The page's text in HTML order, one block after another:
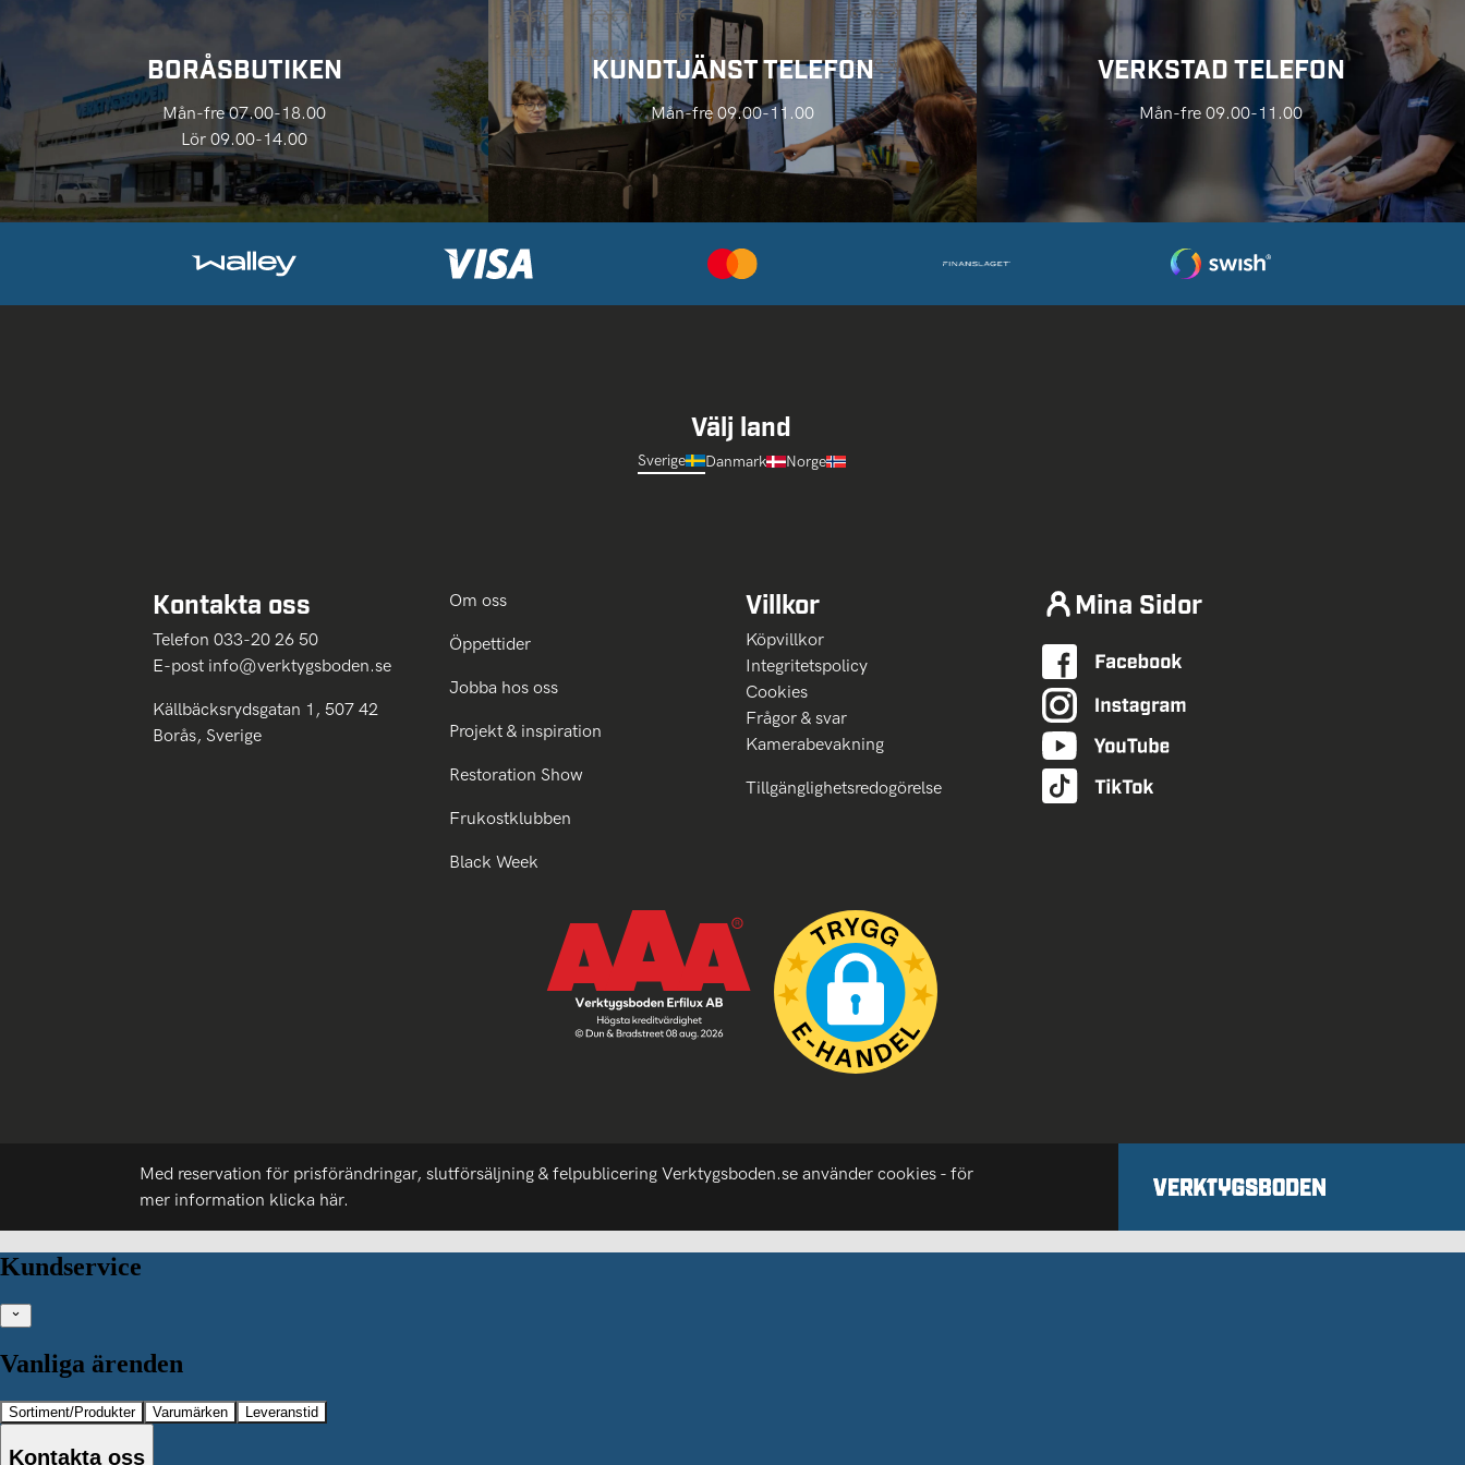
BORÅSBUTIKEN
Mån-fre 07.00-18.00
Lör 09.00-14.00
KUNDTJÄNST TELEFON
Mån-fre 09.00-11.00
VERKSTAD TELEFON
Mån-fre 09.00-11.00
Välj land
Sverige Danmark Norge
Kontakta oss
Telefon 033-20 26 50
E-post info@verktygsboden.se
Källbäcksrydsgatan 1, 507 42
Borås, Sverige
Om oss
Öppettider
Jobba hos oss
Projekt & inspiration
Restoration Show
Frukostklubben
Black Week
Villkor
Köpvillkor
Integritetspolicy
Cookies
Frågor & svar
Kamerabevakning
Tillgänglighetsredogörelse
Mina Sidor
Med reservation för prisförändringar, slutförsäljning & felpublicering Verktygsboden.se använder cookies - för
mer information klicka här.